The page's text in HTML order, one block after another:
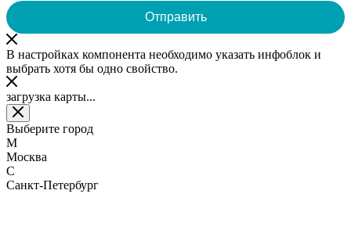
В настройках компонента необходимо указать инфоблок и
выбрать хотя бы одно свойство.
загрузка карты...
Выберите город
М
Москва
С
Санкт-Петербург